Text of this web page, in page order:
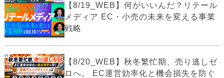
【8/19_WEB】何がいいんだ？リテール
メディア EC・小売の未来を変える事業
戦略
【8/20_WEB】秋冬繁忙期、売り逃しゼ
ロへ。 EC運営効率化と機会損失を防ぐ